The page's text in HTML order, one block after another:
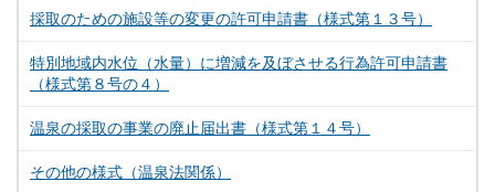
採取のための施設等の変更の許可申請書（様式第１３号）
特別地域内水位（水量）に増減を及ぼさせる行為許可申請書
（様式第８号の４）
温泉の採取の事業の廃止届出書（様式第１４号）
その他の様式（温泉法関係）